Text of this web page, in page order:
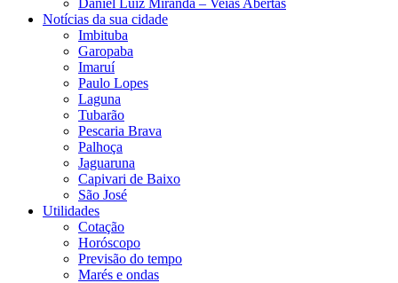
Notícias da sua cidade
Imbituba
Garopaba
Imaruí
Paulo Lopes
Laguna
Tubarão
Pescaria Brava
Palhoça
Jaguaruna
Capivari de Baixo
São José
Utilidades
Cotação
Horóscopo
Previsão do tempo
Marés e ondas